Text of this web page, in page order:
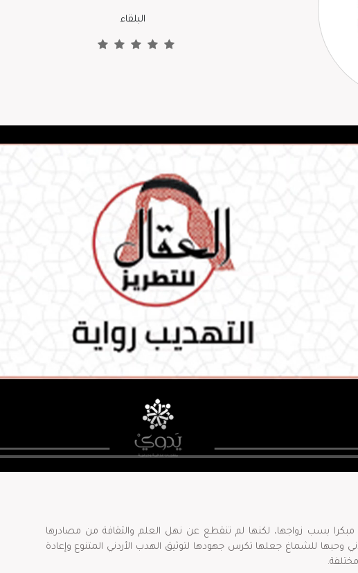
البلقاء
مبكرا بسب زواجها، لكنها لم تنقطع عن نهل العلم والثقافة من مصادرها
وحبها للشماغ جعلها تكرس جهودها لتوثيق الهدب الأردني المتنوع وإعادة